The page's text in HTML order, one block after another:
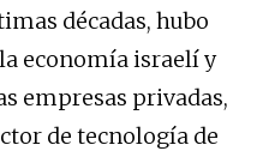
décadas, hubo
economía israelí y
empresas privadas,
de tecnología de